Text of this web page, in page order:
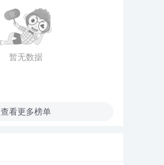
暂无数据
查看更多榜单